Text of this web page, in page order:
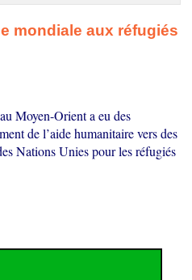
mondiale aux réfugiés
Moyen-Orient a eu des
de l’aide humanitaire vers des
Nations Unies pour les réfugiés